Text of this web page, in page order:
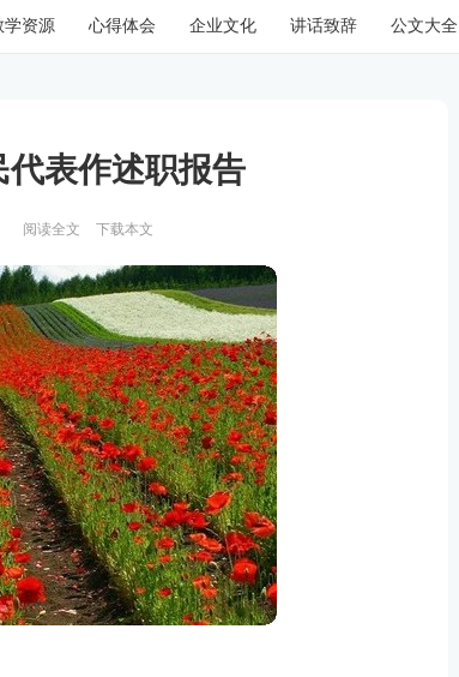
学资源 心得体会 企业文化 讲话致辞 公文大全
表作述职报告
阅读全文 下载本文